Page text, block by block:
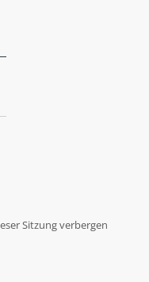
Sitzung verbergen